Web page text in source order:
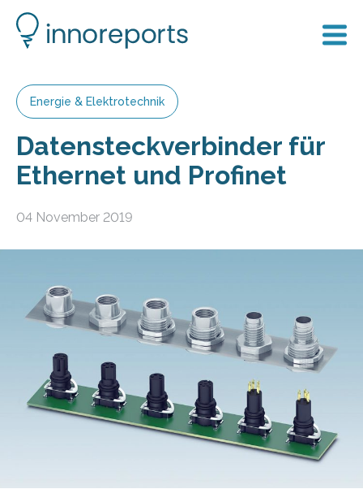
Energie & Elektrotechnik
Datensteckverbinder für
Ethernet und Profinet
04 November 2019